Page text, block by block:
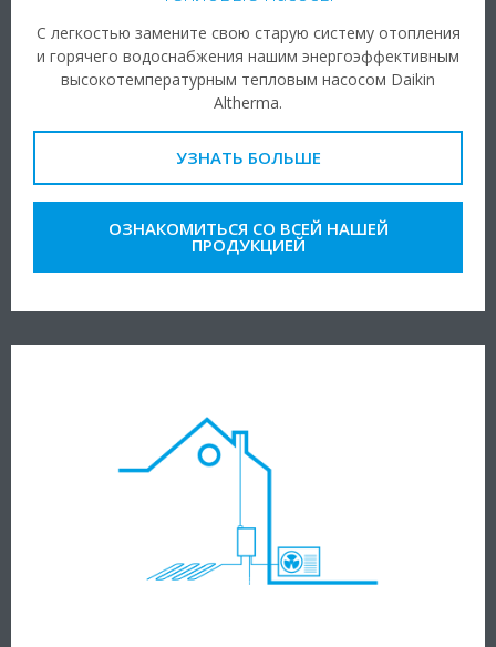
С легкостью замените свою старую систему отопления
и горячего водоснабжения нашим энергоэффективным
высокотемпературным тепловым насосом Daikin
Altherma.
УЗНАТЬ БОЛЬШЕ
ОЗНАКОМИТЬСЯ СО ВСЕЙ НАШЕЙ
ПРОДУКЦИЕЙ